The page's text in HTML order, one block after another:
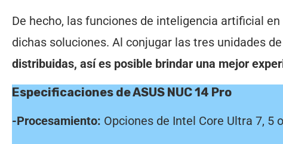
De hecho, las funciones de inteligencia artificial en
dichas soluciones. Al conjugar las tres unidades
distribuidas, así es posible brindar una mejor
Especificaciones de ASUS NUC 14 Pro
-Procesamiento: Opciones de Intel Core Ultra 7, 5